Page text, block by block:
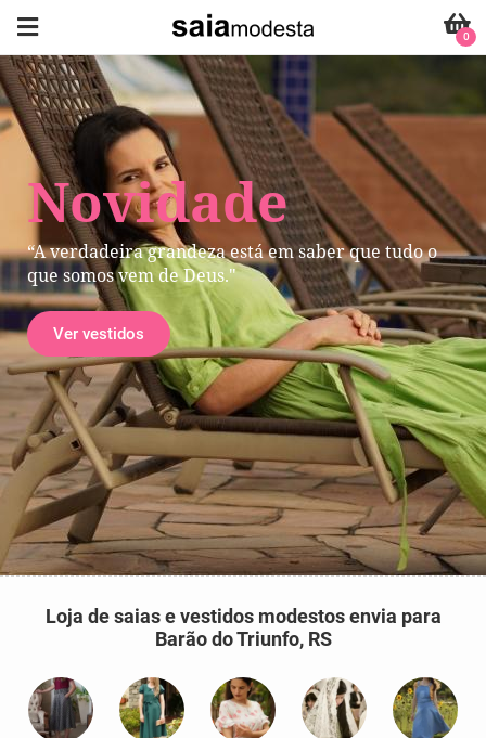
Novidade
“A verdadeira grandeza está em saber que tudo o
que somos vem de Deus."
Ver vestidos
0
Loja de saias e vestidos modestos envia para
Barão do Triunfo, RS